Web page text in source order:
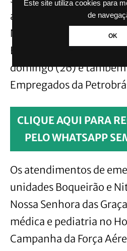
Este site utiliza cookies para
de
OK
abrigos, com
No Sesi e na Associação
Brasil (AABB), as
domingo (26) e também
Empregados da
CLIQUE AQUI PARA
PELO WHATSAPP
Os atendimentos de
unidades Boqueirão e
Nossa Senhora das
médica e pediatria no
Campanha da Força